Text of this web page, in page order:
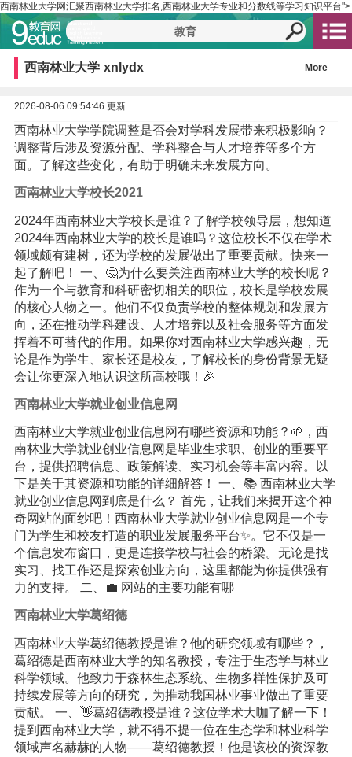
西南林业大学网汇聚西南林业大学排名,西南林业大学专业和分数线等学习知识平台">
西南林业大学 xnlydx More
2026-08-06 09:54:46 更新
西南林业大学学院调整是否会对学科发展带来积极影响？
调整背后涉及资源分配、学科整合与人才培养等多个方
面。了解这些变化，有助于明确未来发展方向。
西南林业大学校长2021
2024年西南林业大学校长是谁？了解学校领导层，想知道
2024年西南林业大学的校长是谁吗？这位校长不仅在学术
领域颇有建树，还为学校的发展做出了重要贡献。快来一
起了解吧！ 一、🤔为什么要关注西南林业大学的校长呢？
作为一个与教育和科研密切相关的职位，校长是学校发展
的核心人物之一。他们不仅负责学校的整体规划和发展方
向，还在推动学科建设、人才培养以及社会服务等方面发
挥着不可替代的作用。如果你对西南林业大学感兴趣，无
论是作为学生、家长还是校友，了解校长的身份背景无疑
会让你更深入地认识这所高校哦！🎉
西南林业大学就业创业信息网
西南林业大学就业创业信息网有哪些资源和功能？🌱，西
南林业大学就业创业信息网是毕业生求职、创业的重要平
台，提供招聘信息、政策解读、实习机会等丰富内容。以
下是关于其资源和功能的详细解答！ 一、📚 西南林业大学
就业创业信息网到底是什么？ 首先，让我们来揭开这个神
奇网站的面纱吧！西南林业大学就业创业信息网是一个专
门为学生和校友打造的职业发展服务平台✨。它不仅是一
个信息发布窗口，更是连接学校与社会的桥梁。无论是找
实习、找工作还是探索创业方向，这里都能为你提供强有
力的支持。 二、💼 网站的主要功能有哪
西南林业大学葛绍德
西南林业大学葛绍德教授是谁？他的研究领域有哪些？，
葛绍德是西南林业大学的知名教授，专注于生态学与林业
科学领域。他致力于森林生态系统、生物多样性保护及可
持续发展等方向的研究，为推动我国林业事业做出了重要
贡献。 一、👋葛绍德教授是谁？这位学术大咖了解一下！
提到西南林业大学，就不得不提一位在生态学和林业科学
领域声名赫赫的人物——葛绍德教授！他是该校的资深教